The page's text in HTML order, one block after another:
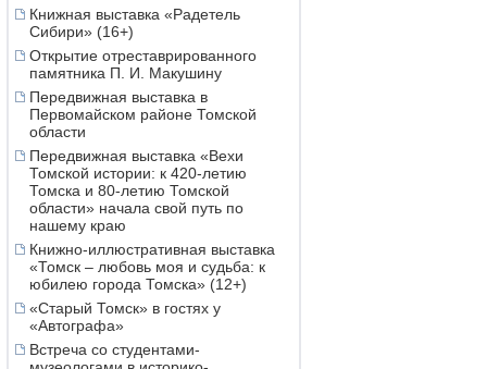
Книжная выставка «Радетель
Сибири» (16+)
Открытие отреставрированного
памятника П. И. Макушину
Передвижная выставка в
Первомайском районе Томской
области
Передвижная выставка «Вехи
Томской истории: к 420-летию
Томска и 80-летию Томской
области» начала свой путь по
нашему краю
Книжно-иллюстративная выставка
«Томск – любовь моя и судьба: к
юбилею города Томска» (12+)
«Старый Томск» в гостях у
«Автографа»
Встреча со студентами-